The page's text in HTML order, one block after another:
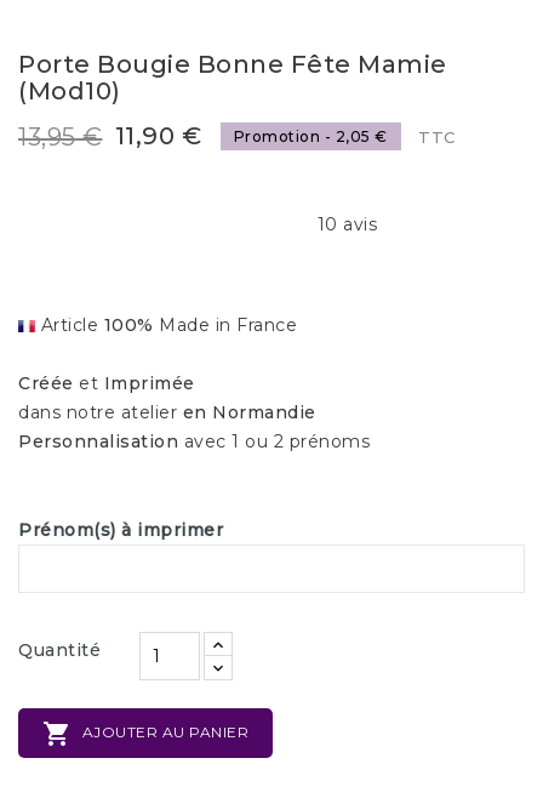
Porte Bougie Bonne Fête Mamie
(mod10)
13,95 € 11,90 € Promotion - 2,05 € TTC
10 avis
Article 100% Made in France
Créée et Imprimée
dans notre atelier en Normandie
Personnalisation avec 1 ou 2 prénoms
Prénom(s) à imprimer
Quantité
 AJOUTER AU PANIER